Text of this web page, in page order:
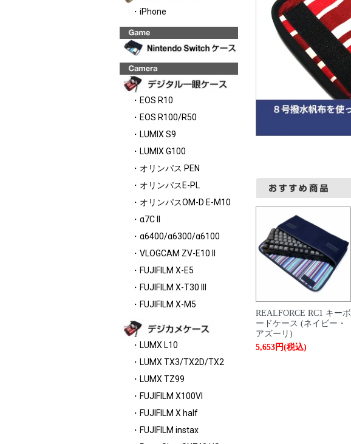
・iPhone
・EOS R10
・EOS R100/R50
・LUMIX S9
・LUMIX G100
・オリンパス PEN
・オリンパスE-PL
・オリンパスOM-D E-M10
・α7C II
・α6400/α6300/α6100
・VLOGCAM ZV-E10 II
・FUJIFILM X-E5
・FUJIFILM X-T30 III
・FUJIFILM X-M5
・LUMX L10
・LUMX TX3/TX2D/TX2
・LUMX TZ99
・FUJIFILM X100VI
・FUJIFILM X half
・FUJIFILM instax
REALFORCE RC1 キーボ
ードケース (ネイビー・
アズーリ)
5,653円(税込)